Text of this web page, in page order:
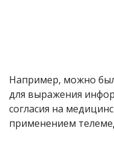
Например, можно
для выражения
согласия на
применением